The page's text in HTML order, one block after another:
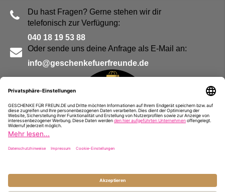
Du hast Fragen? Gerne stehen wir dir
telefonisch zur Verfügung:
040 18 19 53 88
Oder sende uns deine Anfrage als E-Mail an:
info@geschenkefuerfreunde.de
Impressum